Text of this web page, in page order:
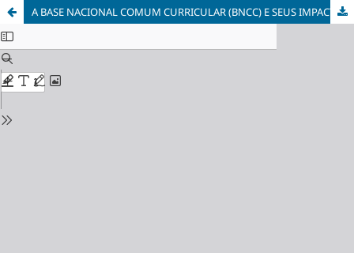
A BASE NACIONAL COMUM CURRICULAR (BNCC) E SEUS IMPACTOS NA EDUCAÇÃO INFANTIL